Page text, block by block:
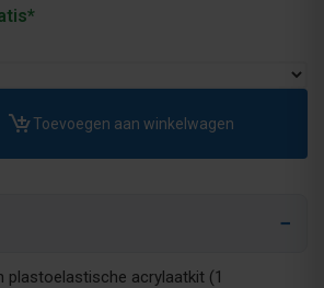
Toevoegen aan winkelwagen
plastoelastische acrylaatkit (1